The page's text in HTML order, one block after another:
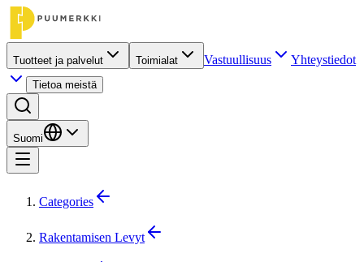
Tuotteet ja palvelut Toimialat Vastuullisuus Yhteystiedot
Tietoa meistä
Suomi
Categories
Rakentamisen Levyt